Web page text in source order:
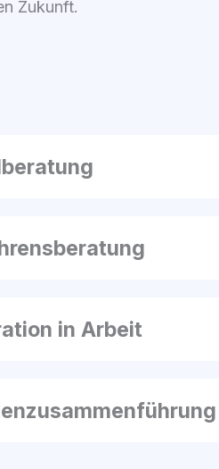
Zukunft.
in Arbeit